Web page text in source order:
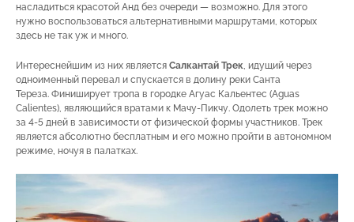
насладиться красотой Анд без очереди — возможно. Для этого
нужно воспользоваться альтернативными маршрутами, которых
здесь не так уж и много.
Интереснейшим из них является Салкантай Трек, идущий через
одноименный перевал и спускается в долину реки Санта
Тереза. Финиширует тропа в городке Агуас Кальентес (Aguas
Calientes), являющийся вратами к Мачу-Пикчу. Одолеть трек можно
за 4-5 дней в зависимости от физической формы участников. Трек
является абсолютно бесплатным и его можно пройти в автономном
режиме, ночуя в палатках.